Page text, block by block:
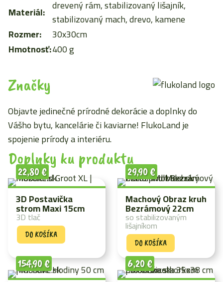
Materiál: drevený rám, stabilizovaný lišajník,
stabilizovaný mach, drevo, kamene
Rozmer:
30x30cm
Hmotnosť:400 g
Značky
Objavte jedinečné prírodné dekorácie a doplnky do
Vášho bytu, kancelárie či kaviarne! FlukoLand je
spojenie prírody a interiéru.
Doplnky ku produktu
3D Postavička
strom Maxi 15cm
22,80€
3D tlač
DO KOŠÍKA
Machový Obraz kruh
Bezrámový 22cm
29,90€
so stabilizovaným
lišajníkom
DO KOŠÍKA
154,90€ 6,20€